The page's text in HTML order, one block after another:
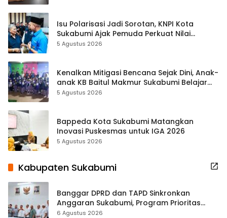
Isu Polarisasi Jadi Sorotan, KNPI Kota
Sukabumi Ajak Pemuda Perkuat Nilai
Kebangsaan
5 Agustus 2026
Kenalkan Mitigasi Bencana Sejak Dini, Anak-
anak KB Baitul Makmur Sukabumi Belajar
Lewat Boneka Tangan
5 Agustus 2026
Bappeda Kota Sukabumi Matangkan
Inovasi Puskesmas untuk IGA 2026
5 Agustus 2026
Kabupaten Sukabumi
Banggar DPRD dan TAPD Sinkronkan
Anggaran Sukabumi, Program Prioritas
hingga Pendapatan Dibahas
6 Agustus 2026